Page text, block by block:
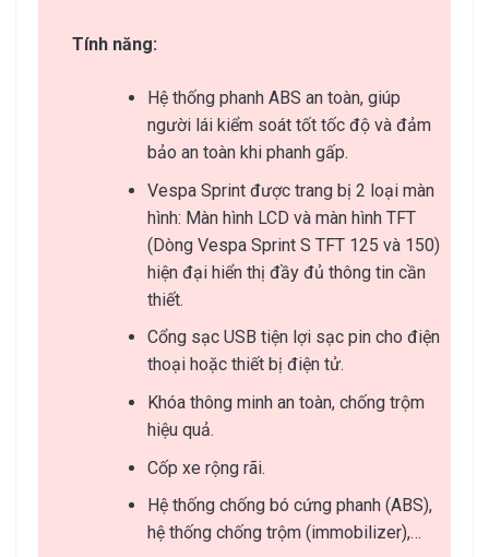
Tính năng:
Hệ thống phanh ABS an toàn, giúp
người lái kiểm soát tốt tốc độ và đảm
bảo an toàn khi phanh gấp.
Vespa Sprint được trang bị 2 loại màn
hình: Màn hình LCD và màn hình TFT
(Dòng Vespa Sprint S TFT 125 và 150)
hiện đại hiển thị đầy đủ thông tin cần
thiết.
Cổng sạc USB tiện lợi sạc pin cho điện
thoại hoặc thiết bị điện tử.
Khóa thông minh an toàn, chống trộm
hiệu quả.
Cốp xe rộng rãi.
Hệ thống chống bó cứng phanh (ABS),
hệ thống chống trộm (immobilizer),…